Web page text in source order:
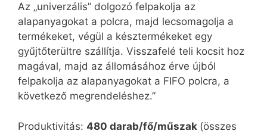
Az „univerzális” dolgozó felpakolja az
alapanyagokat a polcra, majd lecsomagolja a
termékeket, végül a késztermékeket egy
gyűjtőterültre szállítja. Visszafelé teli kocsit hoz
magával, majd az állomásához érve újból
felpakolja az alapanyagokat a FIFO polcra, a
következő megrendeléshez.”
Produktivitás: 480 darab/fő/műszak (összes